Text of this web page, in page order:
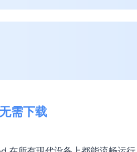
需下载